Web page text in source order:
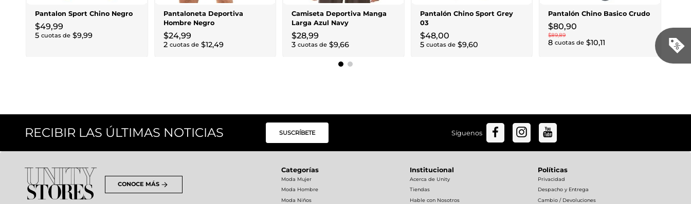
Pantalon Sport Chino Negro
$49,99
5 cuotas de $9,99
Pantaloneta Deportiva
Hombre Negro
$24,99
2 cuotas de $12,49
Camiseta Deportiva Manga
Larga Azul Navy
$28,99
3 cuotas de $9,66
Pantalón Chino Sport Grey
03
$48,00
5 cuotas de $9,60
Pantalón Chino Basico Crudo
$80,90
$89,89
8 cuotas de $10,11
RECIBIR LAS ÚLTIMAS NOTICIAS SUSCRÍBETE Síguenos
CONOCE MÁS
Categorías
Moda Mujer
Moda Hombre
Moda Niños
Institucional
Acerca de Unity
Tiendas
Hable con Nosotros
Políticas
Privacidad
Despacho y Entrega
Cambio / Devoluciones